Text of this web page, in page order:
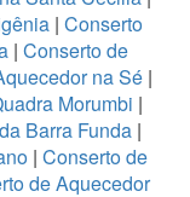
| Conserto
| Conserto de
na Sé |
Morumbi |
Barra Funda|
| Conserto de
de Aquecedor